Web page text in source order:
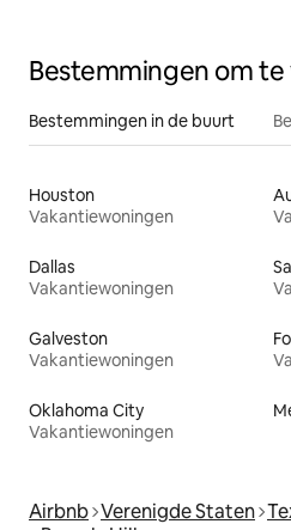
Bestemmingen om
Bestemmingen in de buurt
Houston
Vakantiewoningen
Dallas
Vakantiewoningen
Galveston
Vakantiewoningen
Oklahoma City
Vakantiewoningen
Airbnb Verenigde Staten